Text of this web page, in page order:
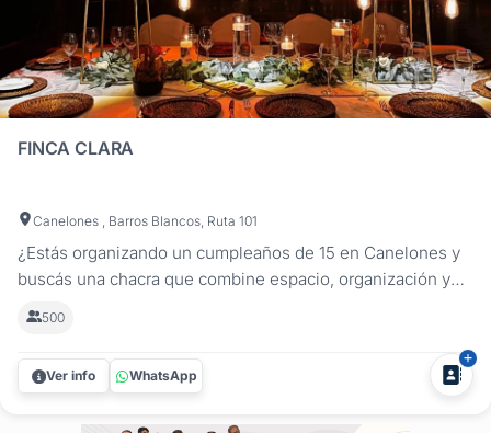
FINCA CLARA
Canelones , Barros Blancos, Ruta 101
¿Estás organizando un cumpleaños de 15 en Canelones y
buscás una chacra que combine espacio, organización y
Montevideo. Con más de 3000 m² de jardines, la chacra
ofrece un entorno...
500
Ver info WhatsApp